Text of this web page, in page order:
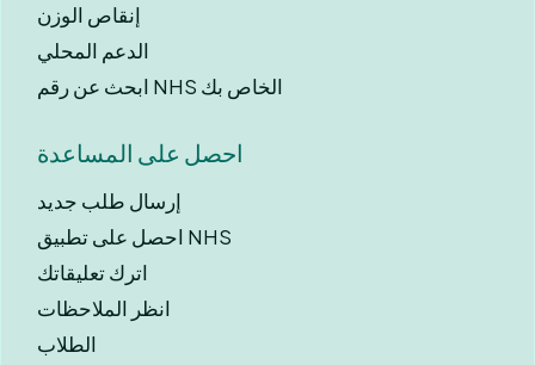
إنقاص الوزن
الدعم المحلي
ابحث عن رقم NHS الخاص بك
احصل على المساعدة
إرسال طلب جديد
احصل على تطبيق NHS
اترك تعليقاتك
انظر الملاحظات
الطلاب